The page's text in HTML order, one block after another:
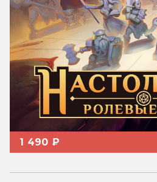
1 490 ₽